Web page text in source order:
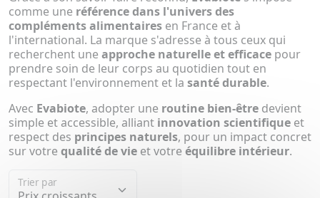
comme une référence dans l'univers des
compléments alimentaires en France et à
l'international. La marque s'adresse à tous ceux qui
recherchent une approche naturelle et efficace pour
prendre soin de leur corps au quotidien tout en
respectant l'environnement et la santé durable.
Avec Evabiote, adopter une routine bien-être devient
simple et accessible, alliant innovation scientifique et
respect des principes naturels, pour un impact concret
sur votre qualité de vie et votre équilibre intérieur.
Trier par